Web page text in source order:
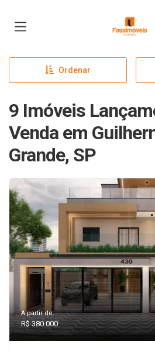
Página
Ordenar
9 Imóveis
Venda em
Grande, SP
A partir de:
R$ 380.000